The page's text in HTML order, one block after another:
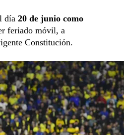
día 20 de junio como
feriado móvil, a
Constitución.